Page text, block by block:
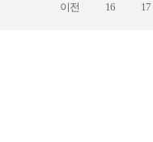
이전 16 17